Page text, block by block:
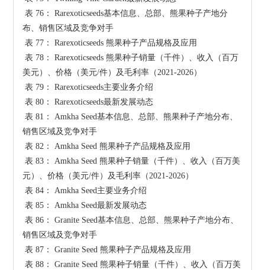
表 76： Rarexoticseeds基本信息、总部、熊果种子产地分
布、销售区域及竞争对手
表 77： Rarexoticseeds 熊果种子产品规格及应用
表 78： Rarexoticseeds 熊果种子销量（千件）、收入（百万
美元）、价格（美元/件）及毛利率（2021-2026）
表 79： Rarexoticseeds主要业务介绍
表 80： Rarexoticseeds最新发展动态
表 81： Amkha Seed基本信息、总部、熊果种子产地分布、
销售区域及竞争对手
表 82： Amkha Seed 熊果种子产品规格及应用
表 83： Amkha Seed 熊果种子销量（千件）、收入（百万美
元）、价格（美元/件）及毛利率（2021-2026）
表 84： Amkha Seed主要业务介绍
表 85： Amkha Seed最新发展动态
表 86： Granite Seed基本信息、总部、熊果种子产地分布、
销售区域及竞争对手
表 87： Granite Seed 熊果种子产品规格及应用
表 88： Granite Seed 熊果种子销量（千件）、收入（百万美